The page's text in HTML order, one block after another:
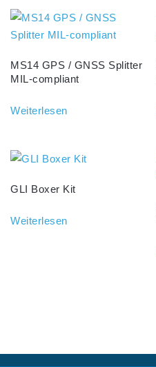
MS14 GPS / GNSS Splitter
MIL-compliant
Weiterlesen
GLI Boxer Kit
Weiterlesen